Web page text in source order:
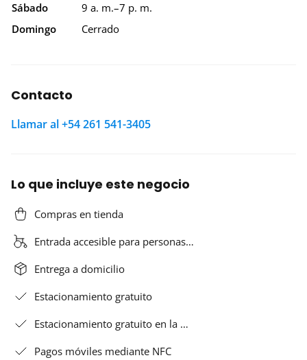
Sábado
9 a. m.–7 p. m.
Domingo
Cerrado
Contacto
Llamar al +54 261 541-3405
Lo que incluye este negocio
Compras en tienda
Entrada accesible para personas…
Entrega a domicilio
Estacionamiento gratuito
Estacionamiento gratuito en la …
Pagos móviles mediante NFC